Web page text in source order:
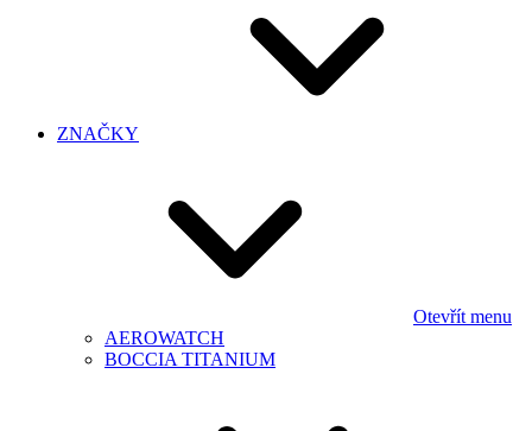
ZNAČKY
Otevřít menu
AEROWATCH
BOCCIA TITANIUM